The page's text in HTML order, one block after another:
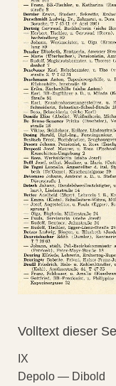
Volltext dieser
IX
Depolo — Dibold